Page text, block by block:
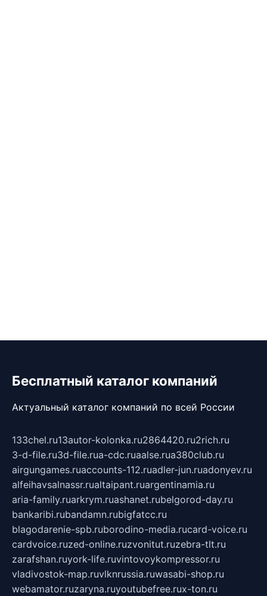
Бесплатный каталог компаний
Актуальный каталог компаний по всей России
133chel.ru13autor-kolonka.ru2864420.ru2rich.ru
3-d-file.ru3d-file.rua-cdc.ruaalse.rua380club.ru
airgungames.ruaccounts-112.ruadler-jun.ruadonyev.ru
alfeihavsalnassr.rualtaipant.ruargentinamia.ru
aria-family.ruarkrym.ruashanet.rubelgorod-day.ru
bankaribi.rubandamn.rubigfatcc.ru
blagodarenie-spb.ruborodino-media.rucard-voice.ru
cardvoice.ruzed-online.ruzvonitut.ruzebra-tlt.ru
zarafshan.ruyork-life.ruvintovoykompressor.ru
vladivostok-map.ruvlknrussia.ruwasabi-shop.ru
webamator.ruzaryna.ruyoutubefree.rux-ton.ru